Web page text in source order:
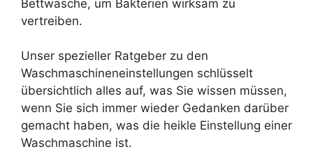
Bettwäsche, um Bakterien wirksam zu
vertreiben.
Unser spezieller Ratgeber zu den
Waschmaschineneinstellungen schlüsselt
übersichtlich alles auf, was Sie wissen müssen,
wenn Sie sich immer wieder Gedanken darüber
gemacht haben, was die heikle Einstellung einer
Waschmaschine ist.